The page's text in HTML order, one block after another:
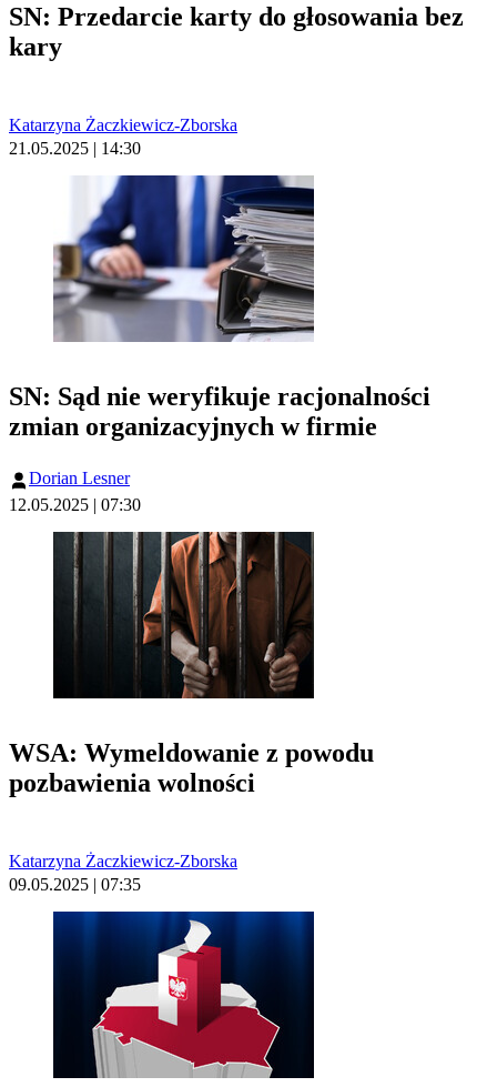
SN: Przedarcie karty do głosowania bez
kary
Katarzyna Żaczkiewicz-Zborska
21.05.2025 | 14:30
SN: Sąd nie weryfikuje racjonalności
zmian organizacyjnych w firmie
Dorian Lesner
12.05.2025 | 07:30
WSA: Wymeldowanie z powodu
pozbawienia wolności
Katarzyna Żaczkiewicz-Zborska
09.05.2025 | 07:35